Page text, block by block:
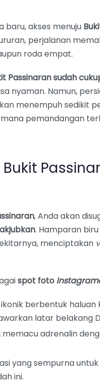
baru, akses menuju
perjalanan
roda empat.
Passinaran sudah
nyaman. Namun,
menempuh sedikit
pemandangan
, Anda akan
. Hamparan biru
menciptakan
spot foto
berbentuk
latar belakang
memacu adrenalin
yang sempurna
ini.